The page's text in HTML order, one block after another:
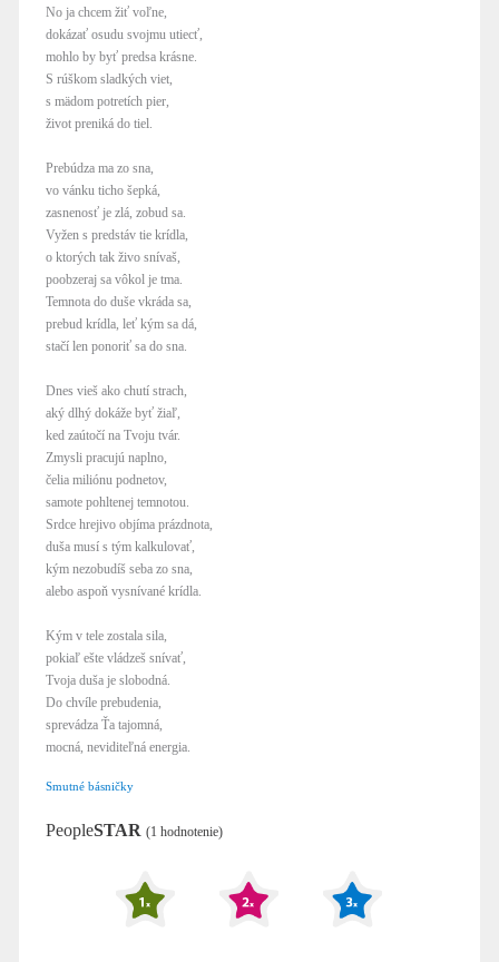
No ja chcem žiť voľne,
dokázať osudu svojmu utiecť,
mohlo by byť predsa krásne.
S rúškom sladkých viet,
s mädom potretích pier,
život preniká do tiel.
Prebúdza ma zo sna,
vo vánku ticho šepká,
zasnenosť je zlá, zobud sa.
Vyžen s predstáv tie krídla,
o ktorých tak živo snívaš,
poobzeraj sa vôkol je tma.
Temnota do duše vkráda sa,
prebud krídla, leť kým sa dá,
stačí len ponoriť sa do sna.
Dnes vieš ako chutí strach,
aký dlhý dokáže byť žiaľ,
ked zaútočí na Tvoju tvár.
Zmysli pracujú naplno,
čelia miliónu podnetov,
samote pohltenej temnotou.
Srdce hrejivo objíma prázdnota,
duša musí s tým kalkulovať,
kým nezobudíš seba zo sna,
alebo aspoň vysnívané krídla.
Kým v tele zostala sila,
pokiaľ ešte vládzeš snívať,
Tvoja duša je slobodná.
Do chvíle prebudenia,
sprevádza Ťa tajomná,
mocná, neviditeľná energia.
Smutné básničky
PeopleSTAR (1 hodnotenie)